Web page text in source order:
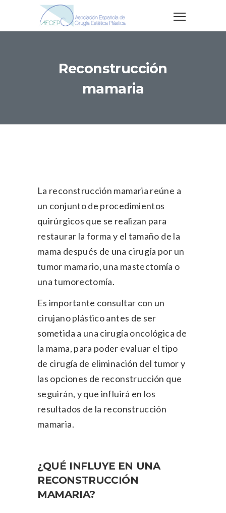
Reconstrucción
mamaria
La reconstrucción mamaria reúne a
un conjunto de procedimientos
quirúrgicos que se realizan para
restaurar la forma y el tamaño de la
mama después de una cirugía por un
tumor mamario, una mastectomía o
una tumorectomía.
Es importante consultar con un
cirujano plástico antes de ser
sometida a una cirugía oncológica de
la mama, para poder evaluar el tipo
de cirugía de eliminación del tumor y
las opciones de reconstrucción que
seguirán, y que influirá en los
resultados de la reconstrucción
mamaria.
¿QUÉ INFLUYE EN UNA
RECONSTRUCCIÓN
MAMARIA?